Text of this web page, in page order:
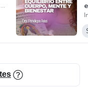
Instituto Nacional de Oleoterapia